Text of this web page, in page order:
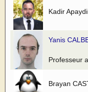
Kadir
Yanis
Professeur
Brayan